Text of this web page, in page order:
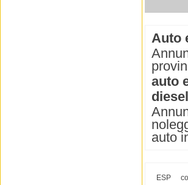
Auto
auto
diesel
auto
ESP